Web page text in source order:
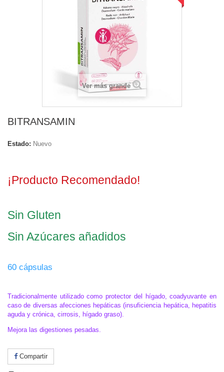
Ver más grande
BITRANSAMIN
Estado: Nuevo
¡Producto Recomendado!
Sin Gluten
Sin Azúcares añadidos
60 cápsulas
Tradicionalmente utilizado como protector del hígado, coadyuvante en
caso de diversas afecciones hepáticas (insuficiencia hepática, hepatitis
aguda y crónica, cirrosis, hígado graso).
Mejora las digestiones pesadas.
Compartir